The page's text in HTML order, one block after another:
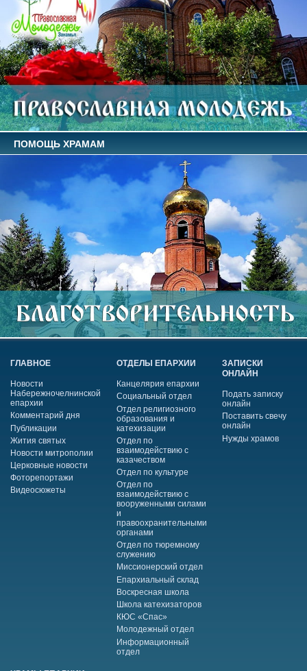
ПОМОЩЬ ХРАМАМ
ГЛАВНОЕ
Новости
Набережночелнинской
епархии
Комментарий дня
Публикации
Жития святых
Новости митрополии
Церковные новости
Фоторепортажи
Видеосюжеты
ОТДЕЛЫ ЕПАРХИИ
Канцелярия епархии
Социальный отдел
Отдел религиозного
образования и
катехизации
Отдел по
взаимодействию с
казачеством
Отдел по культуре
Отдел по
взаимодействию с
вооруженными силами
и
правоохранительными
органами
Отдел по тюремному
служению
Миссионерский отдел
Епархиальный склад
Воскресная школа
Школа катехизаторов
КЮС «Спас»
Молодежный отдел
Информационный
отдел
ЗАПИСКИ
ОНЛАЙН
Подать записку
онлайн
Поставить свечу
онлайн
Нужды храмов